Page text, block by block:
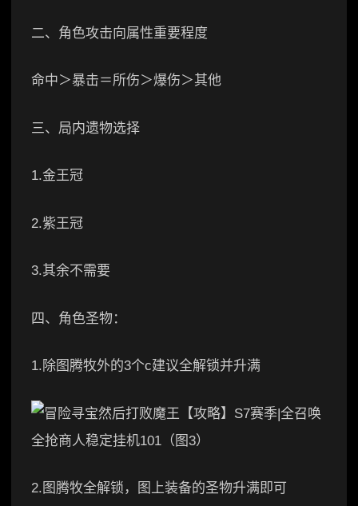
二、角色攻击向属性重要程度
命中＞暴击＝所伤＞爆伤＞其他
三、局内遗物选择
1.金王冠
2.紫王冠
3.其余不需要
四、角色圣物：
1.除图腾牧外的3个c建议全解锁并升满
2.图腾牧全解锁，图上装备的圣物升满即可